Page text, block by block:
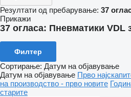
Резултати од пребарување: 37
Прикажи
37 огласа: Пневматики VDL
Филтер
Сортирање: Датум на објавување
Датум на објавување Прво
на производство - прво новите
старите